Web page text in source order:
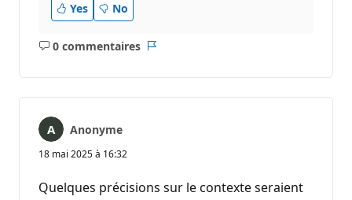
Yes
No
0 commentaires
Aucun
Anonyme
18 mai 2025 à 16:32
Quelques précisions sur le contexte seraient